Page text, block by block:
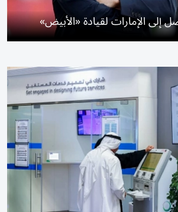
إلى الإمارات لقيادة «الأبيض»